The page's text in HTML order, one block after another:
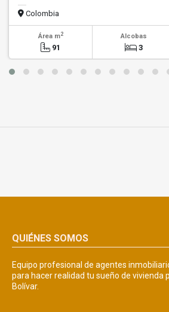
Colombia
Área m2
91
Alcobas
3
QUIÉNES SOMOS
Equipo profesional de agentes
para hacer realidad tu sueño de vivienda
Bolívar.